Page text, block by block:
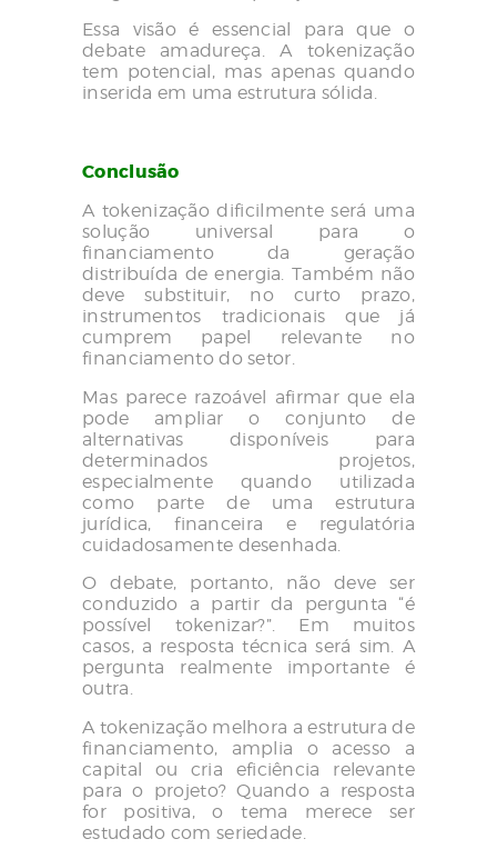
Essa visão é essencial para que o
debate amadureça. A tokenização
tem potencial, mas apenas quando
inserida em uma estrutura sólida.
Conclusão
A tokenização dificilmente será uma
solução universal para o
financiamento da geração
distribuída de energia. Também não
deve substituir, no curto prazo,
instrumentos tradicionais que já
cumprem papel relevante no
financiamento do setor.
Mas parece razoável afirmar que ela
pode ampliar o conjunto de
alternativas disponíveis para
determinados projetos,
especialmente quando utilizada
como parte de uma estrutura
jurídica, financeira e regulatória
cuidadosamente desenhada.
O debate, portanto, não deve ser
conduzido a partir da pergunta “é
possível tokenizar?”. Em muitos
casos, a resposta técnica será sim. A
pergunta realmente importante é
outra.
A tokenização melhora a estrutura de
financiamento, amplia o acesso a
capital ou cria eficiência relevante
para o projeto? Quando a resposta
for positiva, o tema merece ser
estudado com seriedade.